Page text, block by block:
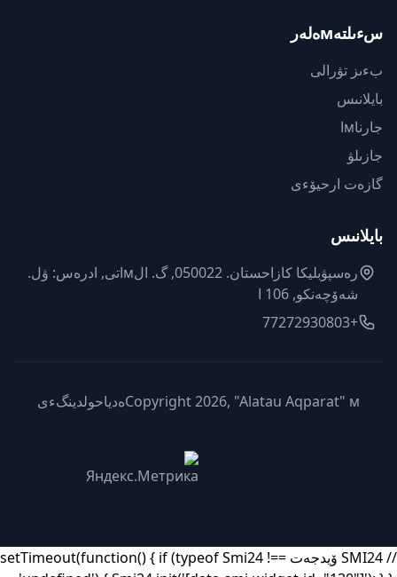
سءىلتەмەلەر
بءىز تۋرالى
بايلانىس
جارناмا
جازىلۋ
گازەت ارحيۆءى
بايلانىس
رەسپۋبليكا كازاحستان. 050022, گ. الмاتى, ادرەس: ۋل.
شەۆچەنكو, 106 ا
+77272930803
Copyright 2026, "Alatau Aqparat" мەدياحولدينگءى
// SMI24 ۆيدجەت setTimeout(function() { if (typeof Smi24 !==